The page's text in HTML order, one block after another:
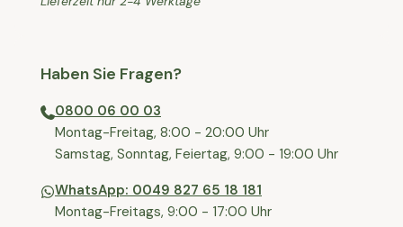
Haben Sie Fragen?
0800 06 00 03
⁠Montag-Freitag, 8:00 - 20:00 Uhr
⁠Samstag, Sonntag, Feiertag, 9:00 - 19:00 Uhr
WhatsApp: 0049 827 65 18 181
Montag-Freitags, 9:00 - 17:00 Uhr